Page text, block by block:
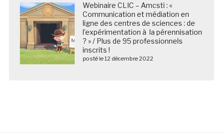
Webinaire CLIC – Amcsti : «
Communication et médiation en
ligne des centres de sciences : de
l’expérimentation à la pérennisation
? » / Plus de 95 professionnels
inscrits !
posté le 12 décembre 2022